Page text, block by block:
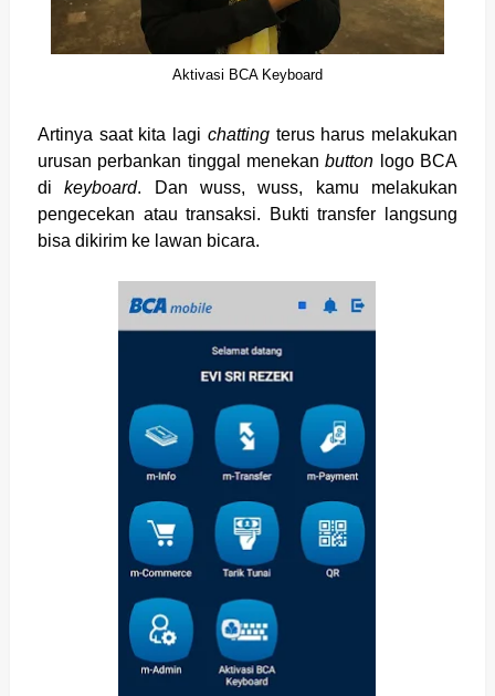
Aktivasi BCA Keyboard
Artinya saat kita lagi chattingterus harus melakukan
urusan perbankan tinggal menekanbutton logo BCA
dikeyboard. Dan wuss, wuss, kamu melakukan
pengecekan atau transaksi. Bukti transfer langsung
bisa dikirim ke lawan bicara.